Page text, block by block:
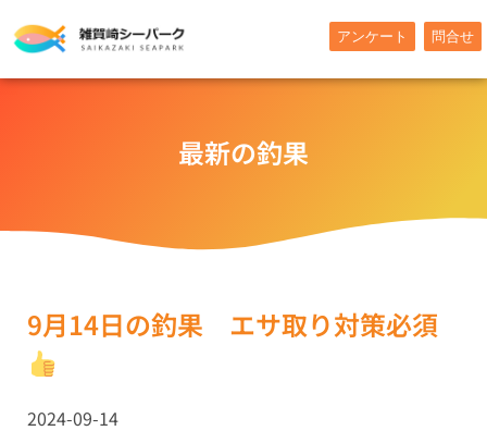
容
アンケート 問合せ
最新の釣果
9月14日の釣果 エサ取り対策必須
2024-09-14